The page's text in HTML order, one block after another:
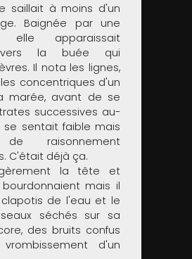
saillait à moins d'un
Baignée par une
elle apparaissait
la buée qui
Il nota les lignes,
concentriques d'un
marée, avant de se
successives au-
se sentait faible mais
raisonnement
C'était déjà ça.
la tête et
mais il
de l'eau et le
séchés sur sa
des bruits confus
d'un